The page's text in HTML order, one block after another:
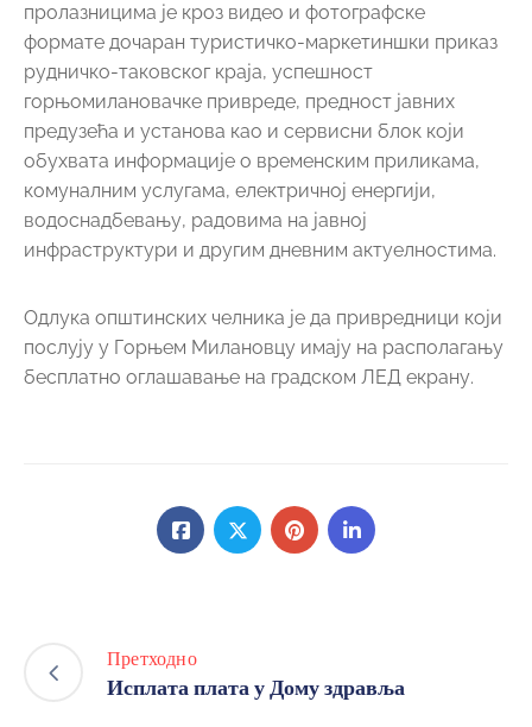
пролазницима је кроз видео и фотографске
формате дочаран туристичко-маркетиншки приказ
рудничко-таковског краја, успешност
горњомилановачке привреде, предност јавних
предузећа и установа као и сервисни блок који
обухвата информације о временским приликама,
комуналним услугама, електричној енергији,
водоснадбевању, радовима на јавној
инфраструктури и другим дневним актуелностима.
Одлука општинских челника је да привредници који
послују у Горњем Милановцу имају на располагању
бесплатно оглашавање на градском ЛЕД екрану.
Претходно
Исплата плата у Дому здравља